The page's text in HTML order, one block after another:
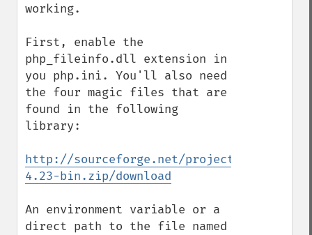
working.
First, enable the
php_fileinfo.dll extension in
you php.ini. You'll also need
the four magic files that are
found in the following
library:
http://sourceforge.net/projects/
4.23-bin.zip/download
An environment variable or a
direct path to the file named